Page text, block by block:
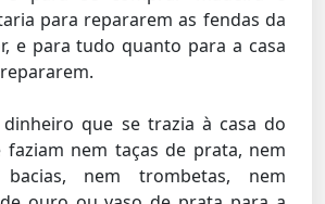
para repararem as fendas da
e para tudo quanto para a casa
dinheiro que se trazia à casa do
faziam nem taças de prata, nem
nem trombetas, nem